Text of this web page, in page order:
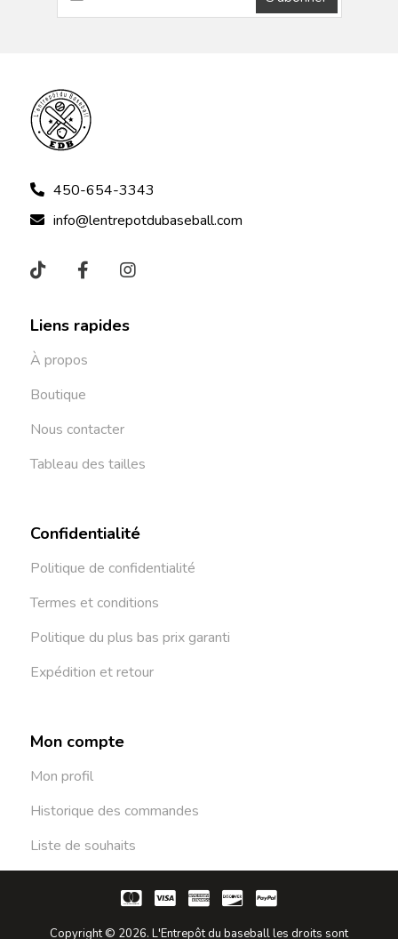
450-654-3343
info@lentrepotdubaseball.com
Liens rapides
À propos
Boutique
Nous contacter
Tableau des tailles
Confidentialité
Politique de confidentialité
Termes et conditions
Politique du plus bas prix garanti
Expédition et retour
Mon compte
Mon profil
Historique des commandes
Liste de souhaits
Copyright © 2026. L'Entrepôt du baseball les droits sont